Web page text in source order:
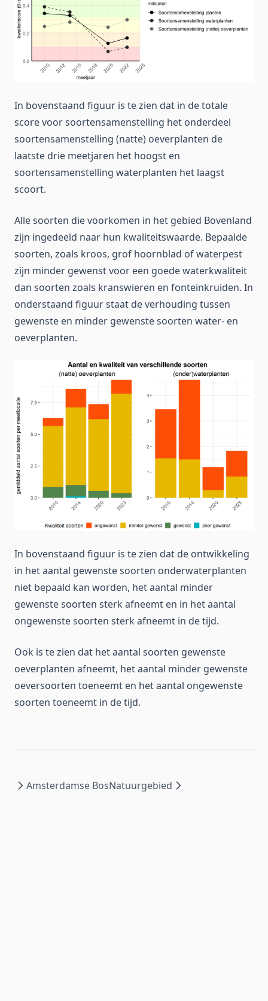
In bovenstaand figuur is te zien dat in de totale
score voor soortensamenstelling het onderdeel
soortensamenstelling (natte) oeverplanten de
laatste drie meetjaren het hoogst en
soortensamenstelling waterplanten het laagst
scoort.
Alle soorten die voorkomen in het gebied Bovenland
zijn ingedeeld naar hun kwaliteitswaarde. Bepaalde
soorten, zoals kroos, grof hoornblad of waterpest
zijn minder gewenst voor een goede waterkwaliteit
dan soorten zoals kranswieren en fonteinkruiden. In
onderstaand figuur staat de verhouding tussen
gewenste en minder gewenste soorten water- en
oeverplanten.
In bovenstaand figuur is te zien dat de ontwikkeling
in het aantal gewenste soorten onderwaterplanten
niet bepaald kan worden, het aantal minder
gewenste soorten sterk afneemt en in het aantal
ongewenste soorten sterk afneemt in de tijd.
Ook is te zien dat het aantal soorten gewenste
oeverplanten afneemt, het aantal minder gewenste
oeversoorten toeneemt en het aantal ongewenste
soorten toeneemt in de tijd.
Amsterdamse BosNatuurgebied